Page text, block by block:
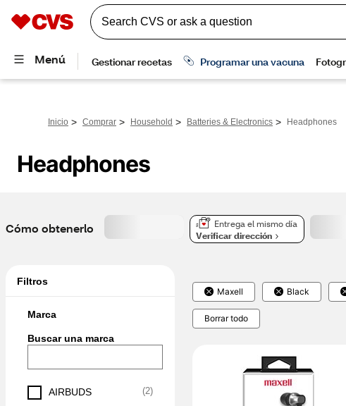
Inicio > Comprar > Household > Batteries & Electronics > Headphones
Headphones
Cómo obtenerlo
Entrega el mismo día
Verificar dirección
Filtros
Marca
Buscar una marca
AIRBUDS (2)
Maxell Black
Borrar todo